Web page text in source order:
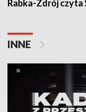
Rabka-Zdrój czyta
INNE